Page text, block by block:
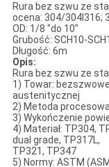
Rura bez szwu ze
ocena: 304/304l316;
OD: 1/8 "do 10"
Grubość: SCH10-
Długość: 6m
Opis:
Rura bez szwu ze
1) Towar:
austenitycznej
2) Metoda
3) Wykończenie
4) Materiał: TP304,
dual grade, TP317L,
TP321, TP347
5) Normy: ASTM